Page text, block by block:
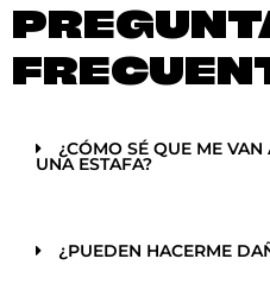
¿CÓMO SÉ QUE ME VAN
UNA ESTAFA?
¿PUEDEN HACERME